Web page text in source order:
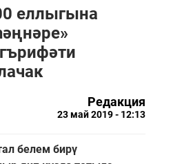
еллыгына
Редакция
23 май 2019 - 12:13
белем бирү